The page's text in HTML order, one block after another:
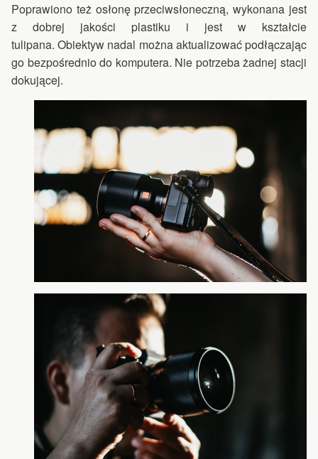
Poprawiono też osłonę przeciwsłoneczną, wykonana jest
z dobrej jakości plastiku i jest w kształcie
tulipana. Obiektyw nadal można aktualizować podłączając
go bezpośrednio do komputera. Nie potrzeba żadnej stacji
dokującej.